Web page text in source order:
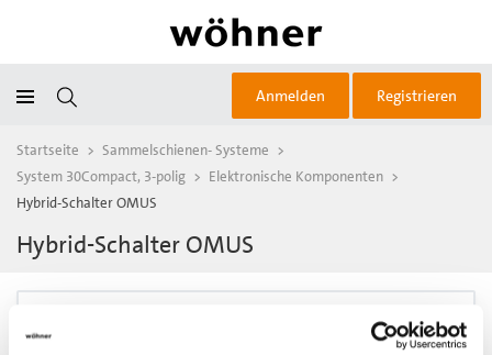
Anmelden Registrieren
Startseite > Sammelschienen- Systeme >
System 30Compact, 3-polig > Elektronische Komponenten >
Hybrid-Schalter OMUS
Hybrid-Schalter OMUS